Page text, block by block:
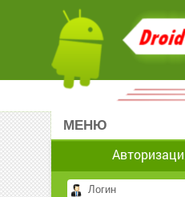
МЕНЮ